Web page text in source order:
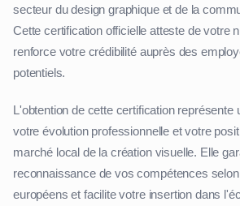
secteur du design graphique et de la
Cette certification officielle atteste de votre
renforce votre crédibilité auprès des
potentiels.
L'obtention de cette certification représente
votre évolution professionnelle et votre
marché local de la création visuelle. Elle
reconnaissance de vos compétences
européens et facilite votre insertion dans